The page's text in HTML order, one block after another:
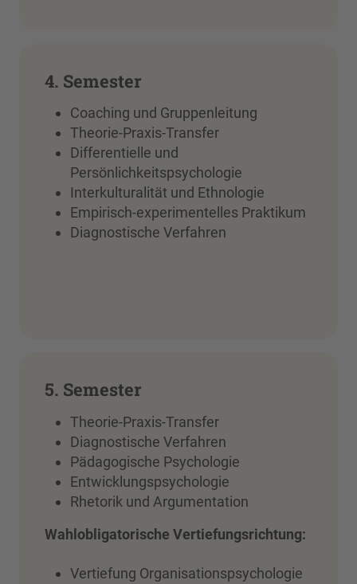
4. Semester
Coaching und Gruppenleitung
Theorie-Praxis-Transfer
Differentielle und
Persönlichkeitspsychologie
Interkulturalität und Ethnologie
Empirisch-experimentelles Praktikum
Diagnostische Verfahren
5. Semester
Theorie-Praxis-Transfer
Diagnostische Verfahren
Pädagogische Psychologie
Entwicklungspsychologie
Rhetorik und Argumentation
Wahlobligatorische Vertiefungsrichtung:
Vertiefung Organisationspsychologie